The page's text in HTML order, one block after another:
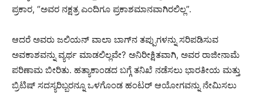
ಪ್ರಕಾರ, “ಅವರ ನಕ್ಷತ್ರ ಎಂದಿಗೂ ಪ್ರಕಾಶಮಾನವಾಗಿರಲಿಲ್ಲ”.
ಆದರೆ ಅವರು ಜಲಿಯನ್ ವಾಲಾ ಬಾಗ್‌ನ ತಪ್ಪುಗಳನ್ನು ಸರಿಪಡಿಸುವ
ಅವಕಾಶವನ್ನು ವ್ಯರ್ಥ ಮಾಡಲಿಲ್ಲವೇ? ಅನಿರೀಕ್ಷಿತವಾಗಿ, ಅವರ ರಾಜೀನಾಮೆ
ಪರಿಣಾಮ ಬೀರಿತು. ಹತ್ಯಾಕಾಂಡದ ಬಗ್ಗೆ ತನಿಖೆ ನಡೆಸಲು ಭಾರತೀಯ ಮತ್ತು
ಬ್ರಿಟಿಷ್ ಸದಸ್ಯರಿಬ್ಬರನ್ನೂ ಒಳಗೊಂಡ ಹಂಟರ್ ಆಯೋಗವನ್ನು ನೇಮಿಸಲು